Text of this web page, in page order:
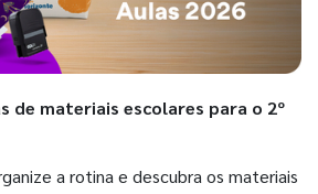
de materiais escolares para o 2º
a rotina e descubra os materiais